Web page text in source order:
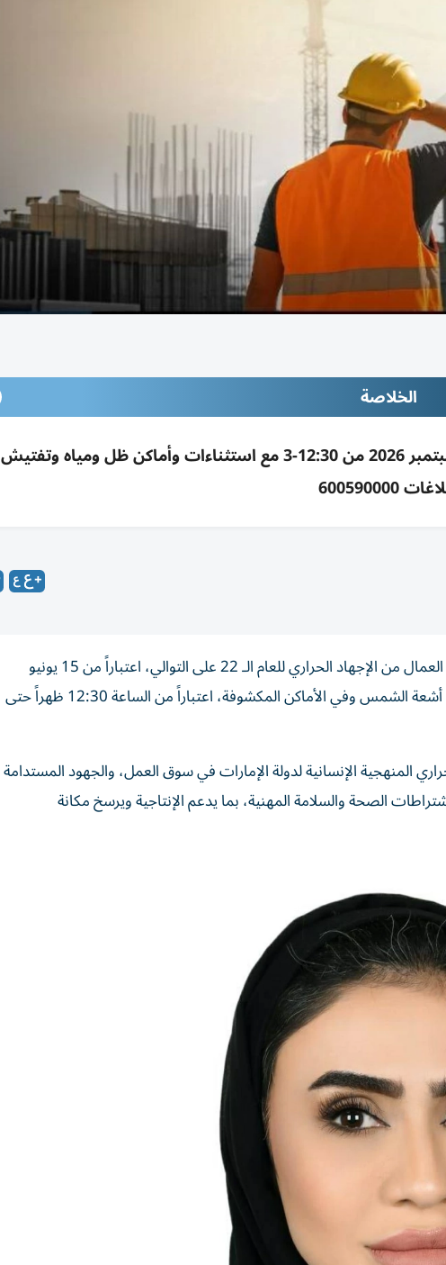
الخلاصة
تطبيق حظر العمل ظهراً بالإمارات 15 يونيو-15 سبتمبر 2026 من 12:30-3 مع استثناءات وأماكن ظل ومياه وتفتيش
600590000
أعلنت وزارة الموارد البشرية والتوطين، تطبيق سياسة حماية العمال من الإجهاد الحراري للعام الـ 22 على التوالي، اعتباراً من 15 يونيو
وتستمر حتى 15 سبتمبر 2026، وتحظر تأدية الأعمال تحت أشعة الشمس وفي الأماكن المكشوفة، اعتباراً من الساعة 12:30 ظهراً حتى
المنهجية الإنسانية لدولة الإمارات في سوق العمل، والجهود المستدامة
الصحة والسلامة المهنية، بما يدعم الإنتاجية ويرسخ مكانة